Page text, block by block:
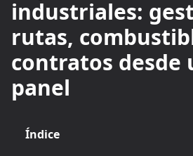
industriales:
rutas,
contratos desde
panel
Índice